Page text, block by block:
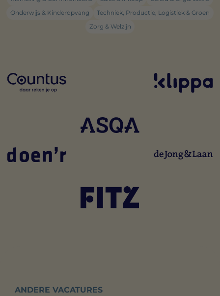
Onderwijs & Kinderopvang
Techniek, Productie, Logistiek & Groen
Zorg & Welzijn
ANDERE VACATURES